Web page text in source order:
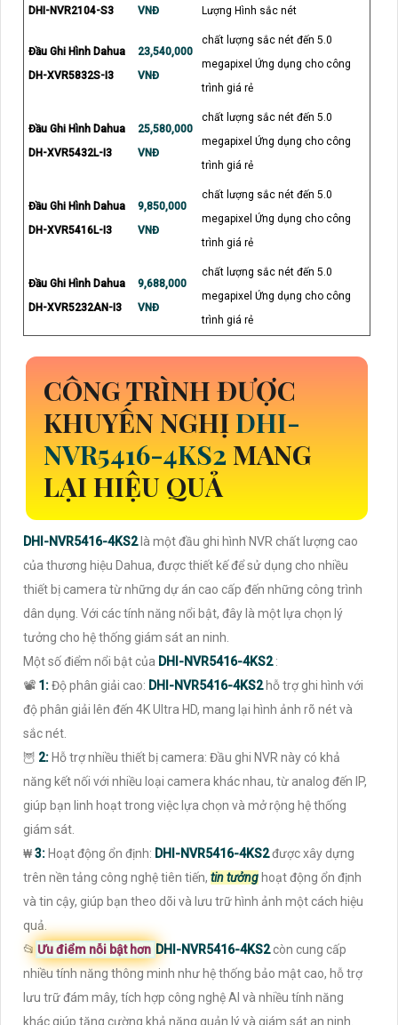
DHI-NVR2104-S3
VNĐ
Lượng Hình sắc nét
Đầu Ghi Hình Dahua
DH-XVR5832S-I3
23,540,000
VNĐ
chất lượng sắc nét đến 5.0
megapixel Ứng dụng cho công
trình giá rẻ
Đầu Ghi Hình Dahua
DH-XVR5432L-I3
25,580,000
VNĐ
chất lượng sắc nét đến 5.0
megapixel Ứng dụng cho công
trình giá rẻ
Đầu Ghi Hình Dahua
DH-XVR5416L-I3
9,850,000
VNĐ
chất lượng sắc nét đến 5.0
megapixel Ứng dụng cho công
trình giá rẻ
Đầu Ghi Hình Dahua
DH-XVR5232AN-I3
9,688,000
VNĐ
chất lượng sắc nét đến 5.0
megapixel Ứng dụng cho công
trình giá rẻ
CÔNG TRÌNH ĐƯỢC
KHUYẾN NGHỊDHI-
NVR5416-4KS2 MANG
LẠI HIỆU QUẢ
DHI-NVR5416-4KS2 là một đầu ghi hình NVR chất lượng cao
của thương hiệu Dahua, được thiết kế để sử dụng cho nhiều
thiết bị camera từ những dự án cao cấp đến những công trình
dân dụng. Với các tính năng nổi bật, đây là một lựa chọn lý
tưởng cho hệ thống giám sát an ninh.
Một số điểm nổi bật của DHI-NVR5416-4KS2:
📽 1:Độ phân giải cao: DHI-NVR5416-4KS2 hỗ trợ ghi hình với
độ phân giải lên đến 4K Ultra HD, mang lại hình ảnh rõ nét và
sắc nét.
🦉 2: Hỗ trợ nhiều thiết bị camera: Đầu ghi NVR này có khả
năng kết nối với nhiều loại camera khác nhau, từ analog đến IP,
giúp bạn linh hoạt trong việc lựa chọn và mở rộng hệ thống
giám sát.
₩3: Hoạt động ổn định: DHI-NVR5416-4KS2được xây dựng
trên nền tảng công nghệ tiên tiến, tin tưởng hoạt động ổn định
và tin cậy, giúp bạn theo dõi và lưu trữ hình ảnh một cách hiệu
quả.
📂 Ưu điểm nỗi bật hơn DHI-NVR5416-4KS2còn cung cấp
nhiều tính năng thông minh như hệ thống bảo mật cao, hỗ trợ
lưu trữ đám mây, tích hợp công nghệ AI và nhiều tính năng
khác giúp tăng cường khả năng quản lý và giám sát an ninh.